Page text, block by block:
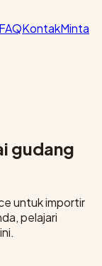
FAQKontakMinta
gudang
untuk importir
pelajari